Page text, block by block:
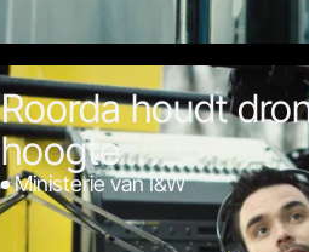
Roorda houdt
hoogte
Ministerie van I&W